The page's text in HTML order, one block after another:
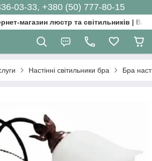
03-33, +380 (50) 777-80-15
магазин люстр та світильників |
Настінні світильники бра Бра